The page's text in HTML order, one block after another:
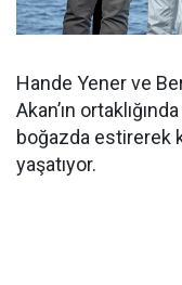
Hande Yener ve
Akan’ın
boğazda estirerek
yaşatıyor.